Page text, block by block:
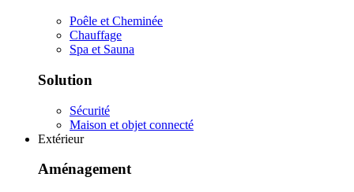
Poêle et Cheminée
Chauffage
Spa et Sauna
Solution
Sécurité
Maison et objet connecté
Extérieur
Aménagement